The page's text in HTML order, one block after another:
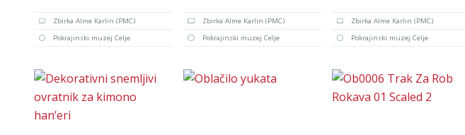
Zbirka Alme Karlin (PMC)
Pokrajinski muzej Celje
Zbirka Alme Karlin (PMC)
Pokrajinski muzej Celje
Zbirka Alme Karlin (PMC)
Pokrajinski muzej Celje